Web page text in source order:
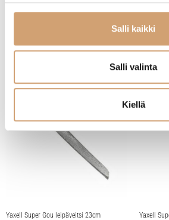
Salli kaikki
Salli valinta
Kiellä
329,00€ 339,00
Yaxell Super Gou leipäveitsi 23cm Yaxell